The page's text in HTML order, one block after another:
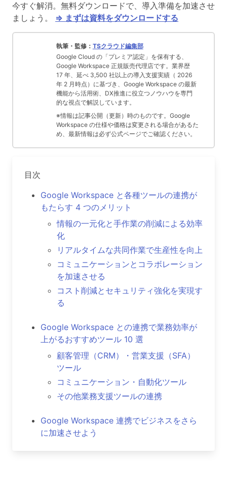
今すぐ解消。無料ダウンロードで、導入準備を加速させ
ましょう。 ⇒ まずは資料をダウンロードする
執筆・監修： TSクラウド編集部
Google Cloud の「プレミア認定」を保有する、
Google Workspace 正規販売代理店です。業界歴
17 年、延べ 3,500 社以上の導入支援実績（ 2026
年 2 月時点）に基づき、Google Workspace の最新
機能から活用術、DX推進に役立つノウハウを専門
的な視点で解説しています。
※情報は記事公開（更新）時のものです。Google
Workspace の仕様や価格は変更される場合があるた
め、最新情報は必ず公式ページでご確認ください。
目次
Google Workspace と各種ツールの連携が
もたらす 4 つのメリット
情報の一元化と手作業の削減による効率
化
リアルタイムな共同作業で生産性を向上
コミュニケーションとコラボレーション
を加速させる
コスト削減とセキュリティ強化を実現す
る
Google Workspace との連携で業務効率が
上がるおすすめツール 10 選
顧客管理（CRM）・営業支援（SFA）
ツール
コミュニケーション・自動化ツール
その他業務支援ツールの連携
Google Workspace 連携でビジネスをさら
に加速させよう